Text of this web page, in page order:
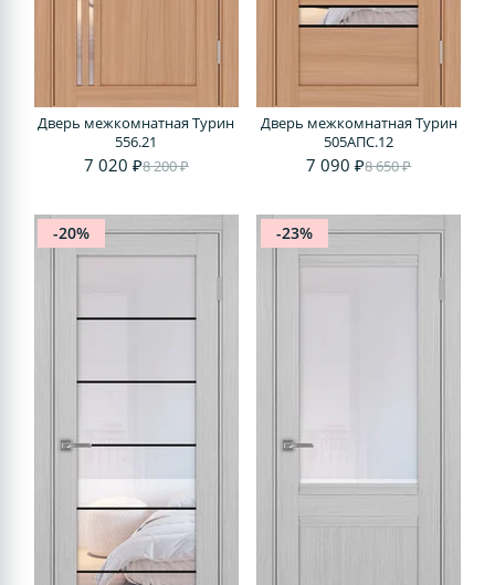
Дверь межкомнатная Турин
556.21
7 020 ₽8 200 ₽
Дверь межкомнатная Турин
505AПC.12
7 090 ₽8 650 ₽
-20% -23%